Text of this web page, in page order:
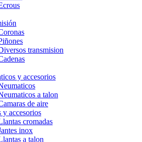
transmision
y accesorios
a talon
de aire
y accesorios
cromadas
inox
a talon